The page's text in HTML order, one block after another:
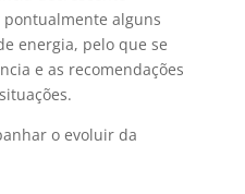
alguns
energia, pelo que se
e as recomendações
o evoluir da